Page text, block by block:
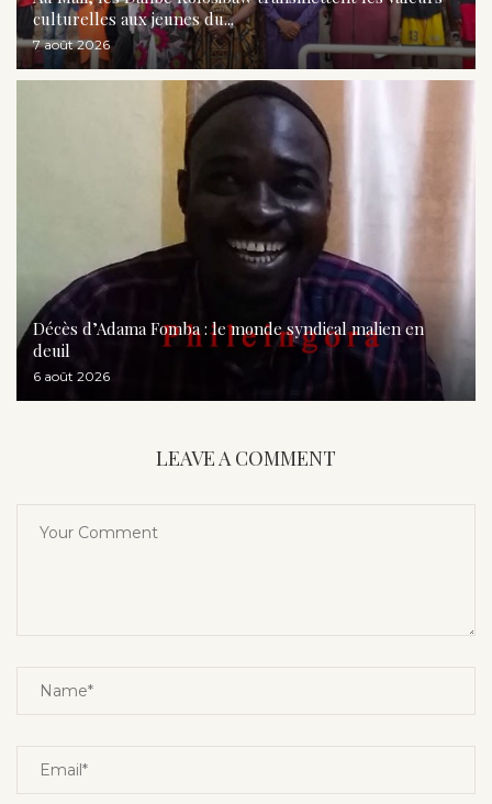
culturelles aux jeunes du...
7 août 2026
Décès d’Adama Fomba : le monde syndical malien en
deuil
6 août 2026
LEAVE A COMMENT